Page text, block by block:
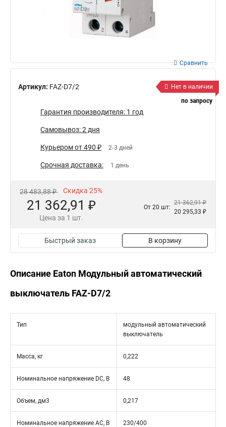
Артикул: FAZ-D7/2
Сравнить
Нет в наличии
по запросу
Гарантия производителя: 1 год
Самовывоз: 2 дня
Курьером от 490 ₽ 2-3 дней
Срочная доставка: 1 день
28 483,88 ₽ Скидка 25%
21 362,91 ₽
Цена за 1 шт.
От 20 шт:
21 362,91 ₽
20 295,33 ₽
Быстрый заказ В корзину
Описание Eaton Модульный автоматический
выключатель FAZ-D7/2
Тип
модульный автоматический
выключатель
Масса, кг 0,222
Номинальное напряжение DC, В 48
Объем, дм3 0,217
Номинальное напряжение АС, В 230/400